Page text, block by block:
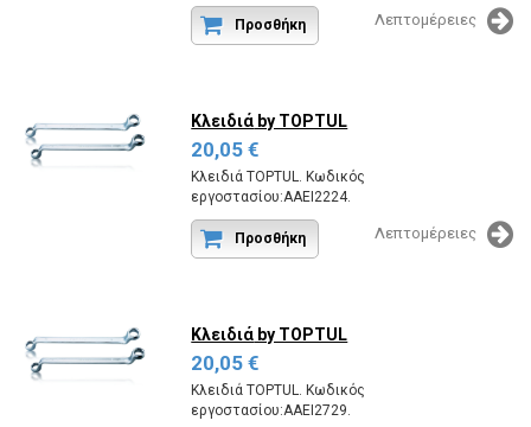
Προσθήκη Λεπτομέρειες
Κλειδιά by TOPTUL
20,05 €
Κλειδιά TOPTUL. Κωδικός
εργοστασίου:AAEI2224.
Προσθήκη Λεπτομέρειες
Κλειδιά by TOPTUL
20,05 €
Κλειδιά TOPTUL. Κωδικός
εργοστασίου:AAEI2729.